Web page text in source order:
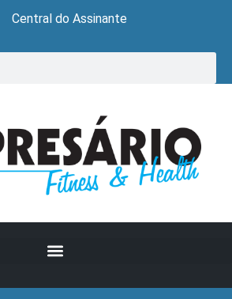
Central do Assinante